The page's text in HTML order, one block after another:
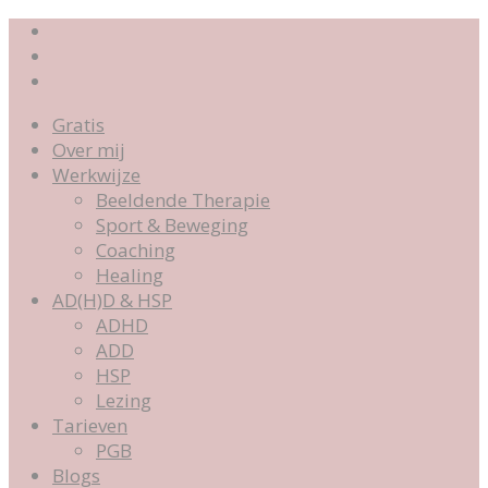
Gratis
Over mij
Werkwijze
Beeldende Therapie
Sport & Beweging
Coaching
Healing
AD(H)D & HSP
ADHD
ADD
HSP
Lezing
Tarieven
PGB
Blogs